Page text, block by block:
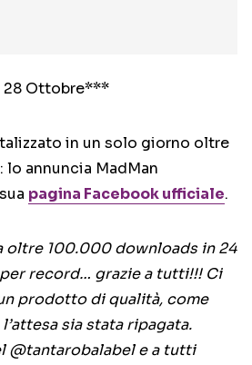
Ottobre***
in un solo giorno oltre
annuncia MadMan
pagina Facebook ufficiale.
oltre 100.000 downloads in 24
record… grazie a tutti!!! Ci
prodotto di qualità, come
sia stata ripagata.
@tantarobalabel e a tutti